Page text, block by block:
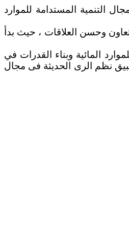
التنمية المستدامة للموارد
المبنية على أسس من التعاون وحسن العلاقات ، حيث بدأ
للموارد المائية وبناء القدرات في
نظم الرى الحديثة فى مجال